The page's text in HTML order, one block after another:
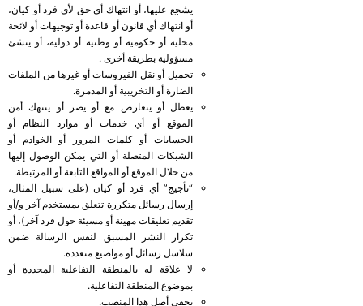
يشجع عليها، أو انتهاك أي حق لأي فرد أو كيان،
أو انتهاك أي قانون أو قاعدة أو توجيهات أو لائحة
محلية أو حكومية أو وطنية أو دولية، أو ينشئ
مسؤولية بطريقة أخرى .
تحميل أو نقل الفيروسات أو غيرها من الملفات
الضارة أو التخريبية أو المدمرة.
يعطل أو يتعارض مع أو يضر أو ​​ينتهك أمن
الموقع أو أي خدمات أو موارد النظام أو
الحسابات أو كلمات المرور أو الخوادم أو
الشبكات المتصلة أو التي يمكن الوصول إليها
من خلال الموقع أو المواقع التابعة أو المرتبطة.
“تأجيج” أي فرد أو كيان (على سبيل المثال،
إرسال رسائل متكررة تتعلق بمستخدم آخر و/أو
تقديم تعليقات مهينة أو مسيئة حول فرد آخر)، أو
تكرار النشر المسبق لنفس الرسالة ضمن
سلاسل رسائل أو مواضيع متعددة.
لا علاقة له بالمنطقة التفاعلية المحددة أو
بموضوع المنطقة التفاعلية.
يخفي أصل هذا المنصب.